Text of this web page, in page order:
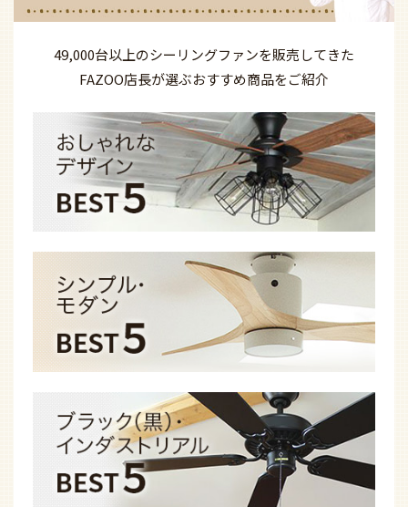
49,000台以上のシーリングファンを販売してきた